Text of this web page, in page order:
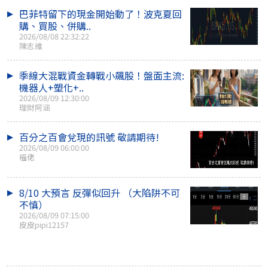
巴菲特留下的現金開始動了！波克夏回
購、買股、併購..
2026/08/08 22:32:22
陳志維
季線大混戰資金轉戰小飆股！盤面主流:
機器人+塑化+..
2026/08/09 12:30:00
理財阿涵
百分之百會兌現的訊號 敬請期待!
2026/08/09 06:00:00
福佬
8/10 大預言 反彈似回升 （大陷阱不可
不慎）
2026/08/09 07:15:00
皮皮pipi12157